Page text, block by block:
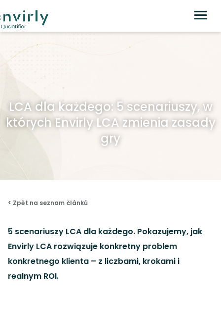
LCA dla każdego: 5 scenariuszy, w
których Envirly LCA zmienia zasady
gry
< Zpět na seznam článků
5 scenariuszy LCA dla każdego. Pokazujemy, jak
Envirly LCA rozwiązuje konkretny problem
konkretnego klienta – z liczbami, krokami i
realnym ROI.